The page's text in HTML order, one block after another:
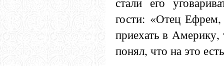
гости: «Отец Ефрем,
приехать в
понял, что на это